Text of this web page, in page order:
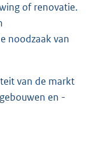
of renovatie.
noodzaak van
van de markt
en -